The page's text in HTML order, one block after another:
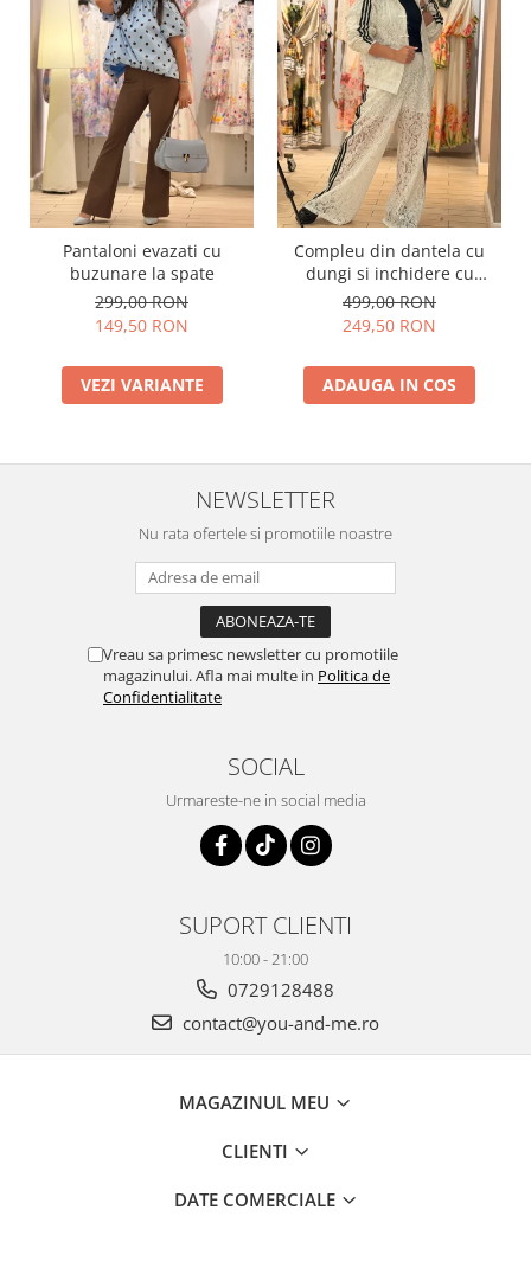
Pantaloni evazati cu
buzunare la spate
299,00 RON
149,50 RON
VEZI VARIANTE
Compleu din dantela cu
dungi si inchidere cu
fermoar
499,00 RON
249,50 RON
ADAUGA IN COS
NEWSLETTER
Nu rata ofertele si promotiile noastre
Vreau sa primesc newsletter cu promotiile
magazinului. Afla mai multe in Politica de
Confidentialitate
SOCIAL
Urmareste-ne in social media
SUPORT CLIENTI
10:00 - 21:00
0729128488
contact@you-and-me.ro
MAGAZINUL MEU
CLIENTI
DATE COMERCIALE